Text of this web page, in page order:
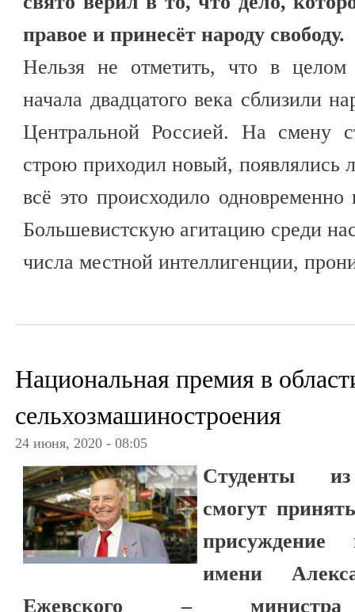
правое и принесёт народу свободу.
Нельзя не отметить, что в
начала двадцатого века сблизили
Центральной Россией. На смену
строю приходил новый,
всё это происходило
Большевистскую агитацию среди
числа местной интеллигенции,
Национальная премия в
сельхозмашиностроения
24 июня, 2020 - 08:05
Студенты из
смогут
присуждение
имени
Ежевского –